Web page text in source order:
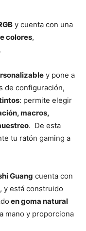
y cuenta con una
colores,
y pone a
de configuración,
: permite elegir
macros,
. De esta
tu ratón gaming a
Guang cuenta con
, y está construido
en goma natural
mano y proporciona